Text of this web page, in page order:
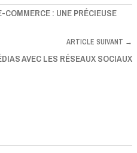
: UNE PRÉCIEUSE
ARTICLE SUIVANT →
AVEC LES RÉSEAUX SOCIAUX